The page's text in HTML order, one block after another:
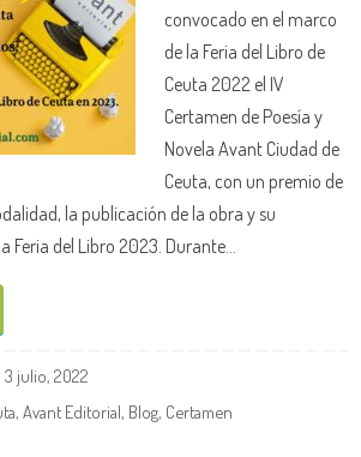
convocado en el marco
de la Feria del Libro de
Ceuta 2022 el IV
Certamen de Poesía y
Novela Avant Ciudad de
Ceuta, con un premio de
la publicación de la obra y su
Feria del Libro 2023. Durante…
3 julio, 2022
,Avant Editorial, Blog, Certamen